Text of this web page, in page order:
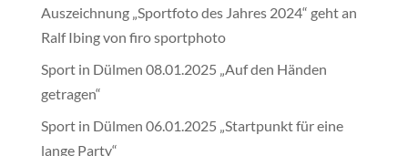
Auszeichnung „Sportfoto des Jahres 2024“ geht an
Ralf Ibing von firo sportphoto
Sport in Dülmen 08.01.2025 „Auf den Händen
getragen“
Sport in Dülmen 06.01.2025 „Startpunkt für eine
lange Party“